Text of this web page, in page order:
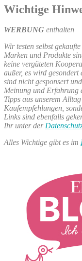
Wichtige
WERBUNG enthalten
Wir testen selbst
Marken und Produkte
keine vergüteten
außer, es wird
sind nicht gesponsert
Meinung und Erfahrung
Tipps aus unserem
Kaufempfehlungen,
Links sind ebenfalls
Ihr unter der
Alles Wichtige gibt es im